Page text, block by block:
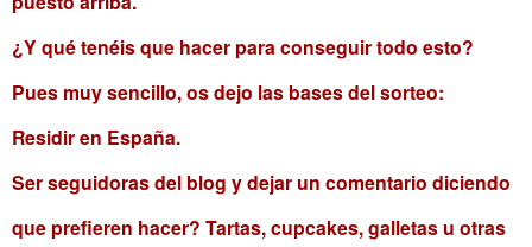
¿Y qué tenéis que hacer para conseguir todo esto?
Pues muy sencillo, os dejo las bases del sorteo:
Residir en España.
Ser seguidoras del blog y dejar un comentario diciendo
que prefieren hacer? Tartas, cupcakes, galletas u otras